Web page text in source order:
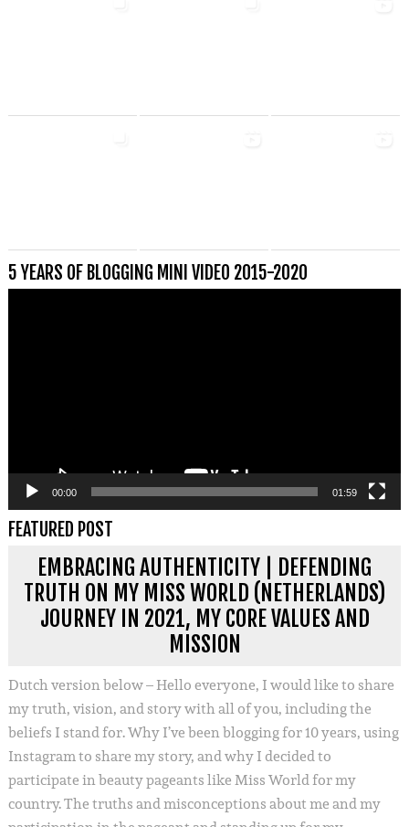
5 YEARS OF BLOGGING MINI VIDEO 2015-2020
00:00 01:59
FEATURED POST
EMBRACING AUTHENTICITY | DEFENDING
TRUTH ON MY MISS WORLD (NETHERLANDS)
JOURNEY IN 2021, MY CORE VALUES AND
MISSION
Dutch version below – Hello everyone, I would like to share
my truth, vision, and story with all of you, including the
beliefs I stand for. Why I’ve been blogging for 10 years, using
Instagram to share my story, and why I decided to
participate in beauty pageants like Miss World for my
country. The truths and misconceptions about me and my